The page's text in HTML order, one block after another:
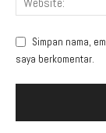
Simpan nama,
saya berkomentar.